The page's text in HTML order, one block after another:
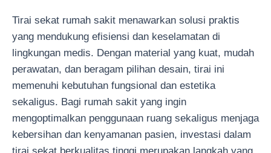
Tirai sekat rumah sakit menawarkan solusi praktis
yang mendukung efisiensi dan keselamatan di
lingkungan medis. Dengan material yang kuat, mudah
perawatan, dan beragam pilihan desain, tirai ini
memenuhi kebutuhan fungsional dan estetika
sekaligus. Bagi rumah sakit yang ingin
mengoptimalkan penggunaan ruang sekaligus menjaga
kebersihan dan kenyamanan pasien, investasi dalam